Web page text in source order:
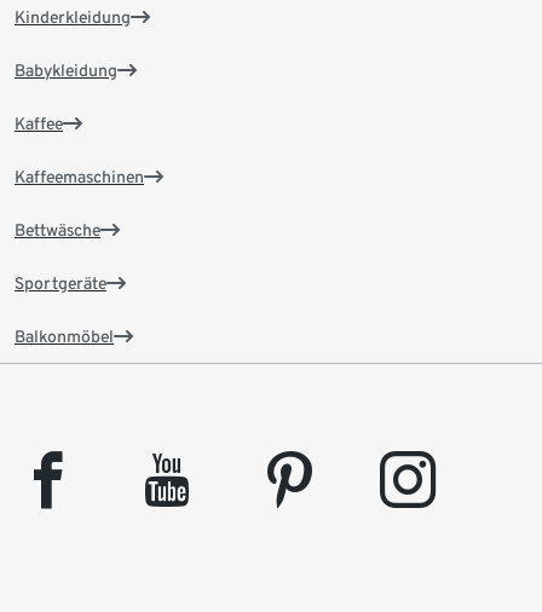
Kinderkleidung
Babykleidung
Kaffee
Kaffeemaschinen
Bettwäsche
Sportgeräte
Balkonmöbel
facebook youtube pinterest instagram